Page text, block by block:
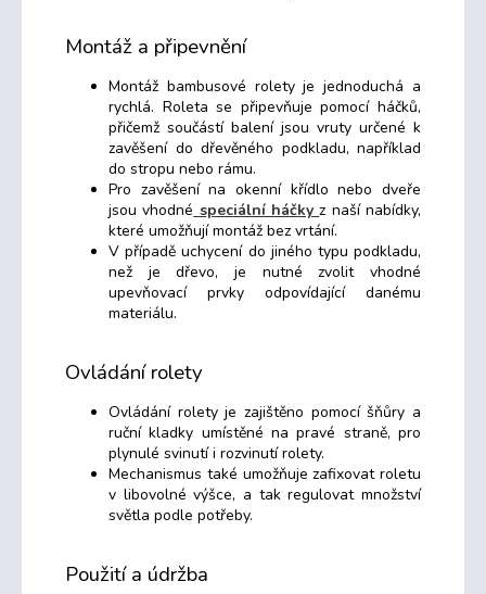
Montáž a připevnění
Montáž bambusové rolety je jednoduchá a
rychlá. Roleta se připevňuje pomocí háčků,
přičemž součástí balení jsou vruty určené k
zavěšení do dřevěného podkladu, například
do stropu nebo rámu.
Pro zavěšení na okenní křídlo nebo dveře
jsou vhodné speciální háčky z naší nabídky,
které umožňují montáž bez vrtání.
V případě uchycení do jiného typu podkladu,
než je dřevo, je nutné zvolit vhodné
upevňovací prvky odpovídající danému
materiálu.
Ovládání rolety
Ovládání rolety je zajištěno pomocí šňůry a
ruční kladky umístěné na pravé straně, pro
plynulé svinutí i rozvinutí rolety.
Mechanismus také umožňuje zafixovat roletu
v libovolné výšce, a tak regulovat množství
světla podle potřeby.
Použití a údržba